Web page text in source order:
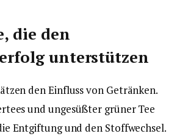
die den
unterstützen
den Einfluss von Getränken.
und ungesüßter grüner Tee
Entgiftung und den Stoffwechsel.